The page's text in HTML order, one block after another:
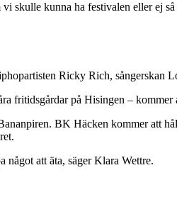
skulle kunna ha festivalen eller ej
Ricky Rich, sångerskan
fritidsgårdar på Hisingen –
BK Häcken kommer att
att äta, säger Klara Wettre.